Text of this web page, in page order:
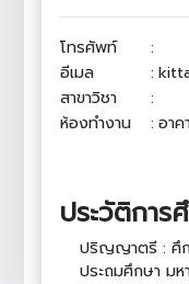
โทรศัพท์
:
อีเมล
:
สาขาวิชา
:
ห้องทำงาน
: อา
ประวัติการ
ปริญญาตรี : ศึ
ประถมศึกษา ม